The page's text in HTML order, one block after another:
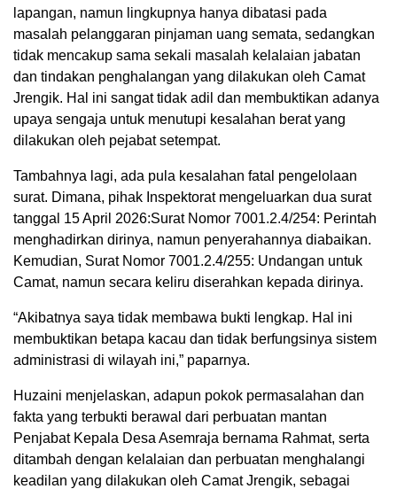
lapangan, namun lingkupnya hanya dibatasi pada
masalah pelanggaran pinjaman uang semata, sedangkan
tidak mencakup sama sekali masalah kelalaian jabatan
dan tindakan penghalangan yang dilakukan oleh Camat
Jrengik. Hal ini sangat tidak adil dan membuktikan adanya
upaya sengaja untuk menutupi kesalahan berat yang
dilakukan oleh pejabat setempat.
Tambahnya lagi, ada pula kesalahan fatal pengelolaan
surat. Dimana, pihak Inspektorat mengeluarkan dua surat
tanggal 15 April 2026:Surat Nomor 7001.2.4/254: Perintah
menghadirkan dirinya, namun penyerahannya diabaikan.
Kemudian, Surat Nomor 7001.2.4/255: Undangan untuk
Camat, namun secara keliru diserahkan kepada dirinya.
“Akibatnya saya tidak membawa bukti lengkap. Hal ini
membuktikan betapa kacau dan tidak berfungsinya sistem
administrasi di wilayah ini,” paparnya.
Huzaini menjelaskan, adapun pokok permasalahan dan
fakta yang terbukti berawal dari perbuatan mantan
Penjabat Kepala Desa Asemraja bernama Rahmat, serta
ditambah dengan kelalaian dan perbuatan menghalangi
keadilan yang dilakukan oleh Camat Jrengik, sebagai